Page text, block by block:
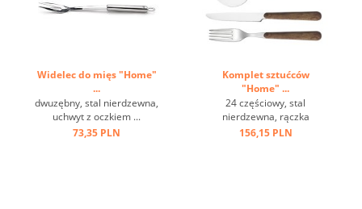
Widelec do mięs "Home"
...
dwuzębny, stal nierdzewna,
uchwyt z oczkiem ...
73,35 PLN
Komplet sztućców
"Home" ...
24 częściowy, stal
nierdzewna, rączka
brązowa, imitacja drewna,
156,15 PLN